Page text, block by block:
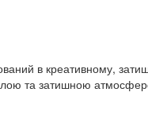
в креативному,
та затишною